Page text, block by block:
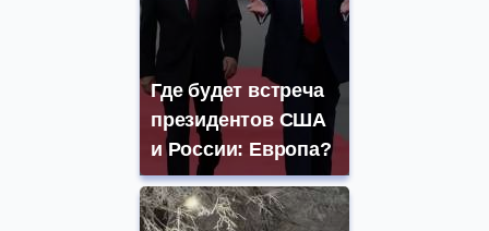
Где будет встреча
президентов США
и России: Европа?